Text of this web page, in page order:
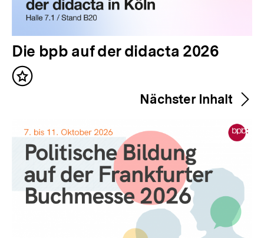
V
o
r
r
i
g
e
Die bpb auf der didacta 2026
Inhalt
Nächster Inhalt